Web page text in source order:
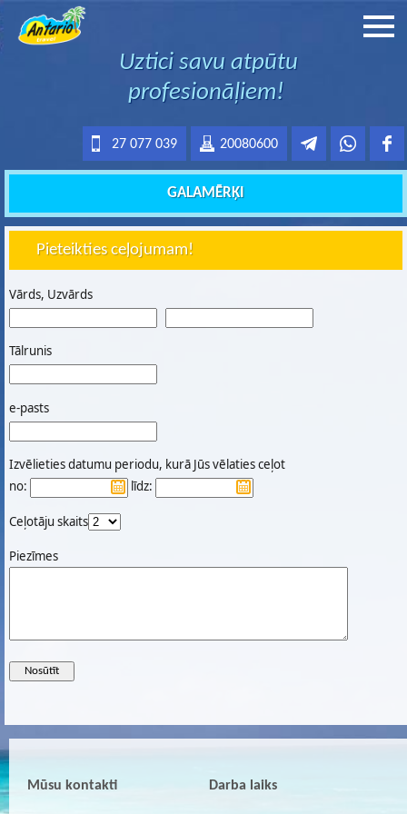
Uztici savu atpūtu
profesionāļiem!
20080600
27 077 039
GALAMĒRĶI
Pieteikties ceļojumam!
Vārds, Uzvārds
Tālrunis
e-pasts
Izvēlieties datumu periodu, kurā Jūs vēlaties ceļot
no:
līdz:
Ceļotāju skaits
Piezīmes
Mūsu kontakti Darba laiks